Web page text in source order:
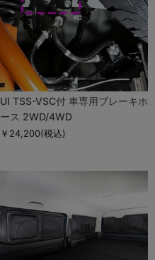
UI TSS-VSC付 車専用ブレーキホ
ース 2WD/4WD
￥24,200(税込)